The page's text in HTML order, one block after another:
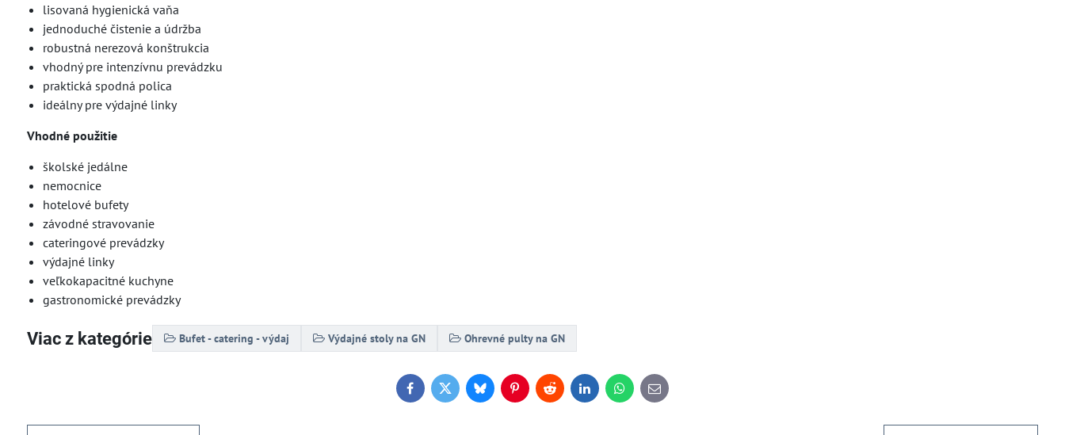
lisovaná hygienická vaňa
jednoduché čistenie a údržba
robustná nerezová konštrukcia
vhodný pre intenzívnu prevádzku
praktická spodná polica
ideálny pre výdajné linky
Vhodné použitie
školské jedálne
nemocnice
hotelové bufety
závodné stravovanie
cateringové prevádzky
výdajné linky
veľkokapacitné kuchyne
gastronomické prevádzky
Viac z kategórie Bufet - catering - výdaj Výdajné stoly na GN Ohrevné pulty na GN
FacebookTwitterBlueskyPinterestRedditLinkedInWhatsApp
E-
mail